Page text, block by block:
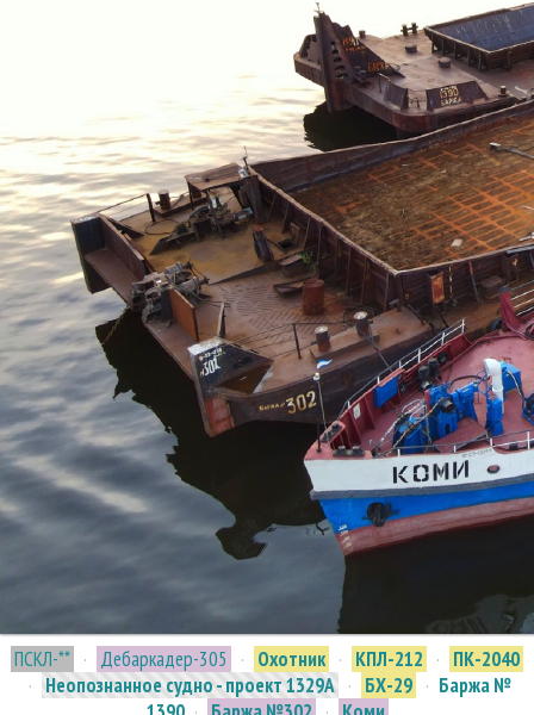
ПСКЛ-** · Дебаркадер-305 · Охотник · КПЛ-212 · ПК-2040
· Неопознанное судно - проект 1329А · БХ-29 · Баржа №